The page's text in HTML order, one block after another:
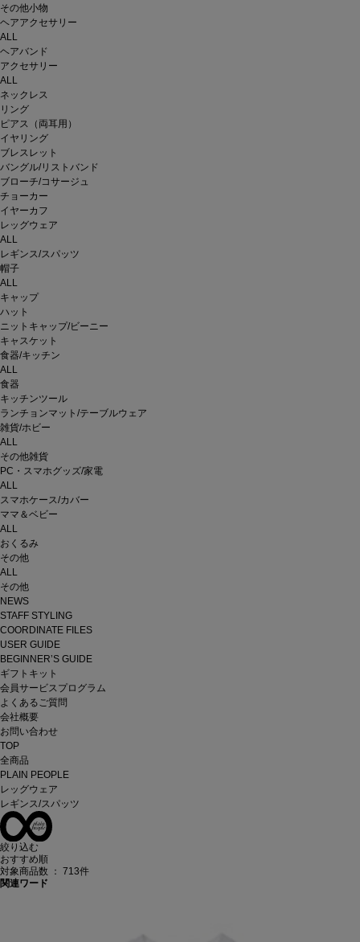
その他小物
ヘアアクセサリー
ALL
ヘアバンド
アクセサリー
ALL
ネックレス
リング
ピアス（両耳用）
イヤリング
ブレスレット
バングル/リストバンド
ブローチ/コサージュ
チョーカー
イヤーカフ
レッグウェア
ALL
レギンス/スパッツ
帽子
ALL
キャップ
ハット
ニットキャップ/ビーニー
キャスケット
食器/キッチン
ALL
食器
キッチンツール
ランチョンマット/テーブルウェア
雑貨/ホビー
ALL
その他雑貨
PC・スマホグッズ/家電
ALL
スマホケース/カバー
ママ＆ベビー
ALL
おくるみ
その他
ALL
その他
NEWS
STAFF STYLING
COORDINATE FILES
USER GUIDE
BEGINNER’S GUIDE
ギフトキット
会員サービスプログラム
よくあるご質問
会社概要
お問い合わせ
TOP
全商品
PLAIN PEOPLE
レッグウェア
レギンス/スパッツ
絞り込む
おすすめ順
対象商品数 ： 713件
関連ワード